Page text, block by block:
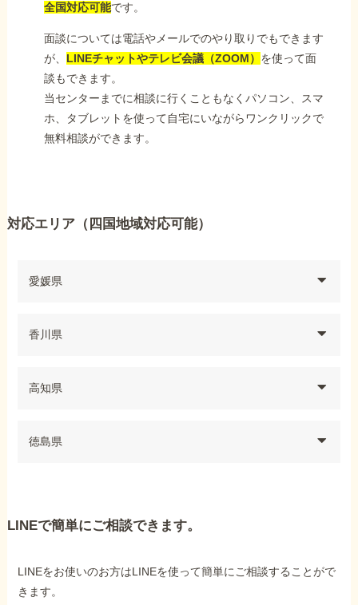
全国対応可能です。
面談については電話やメールでのやり取りでもできます
が、 LINEチャットやテレビ会議（ZOOM） を使って面
談もできます。
当センターまでに相談に行くこともなくパソコン、スマ
ホ、タブレットを使って自宅にいながらワンクリックで
無料相談ができます。
対応エリア（四国地域対応可能）
愛媛県
香川県
高知県
徳島県
LINEで簡単にご相談できます。
LINEをお使いのお方はLINEを使って簡単にご相談することがで
きます。